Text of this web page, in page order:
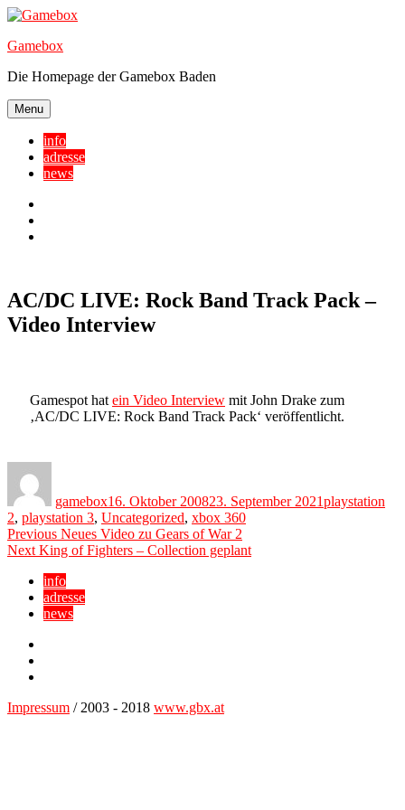
Skip
content
Gamebox
Die Homepage der Gamebox Baden
Menu
info
adresse
news
AC/DC LIVE: Rock Band Track Pack –
Video Interview
Gamespot hat ein Video Interview mit John Drake zum
‚AC/DC LIVE: Rock Band Track Pack‘ veröffentlicht.
gamebox16. Oktober 200823. September 2021playstation
2, playstation 3, Uncategorized, xbox 360
Beitragsnavigation
Previous Previous
post:
Neues Video zu Gears of War 2
Next Next
King of Fighters – Collection geplant
info
adresse
news
Impressum / 2003 - 2018 www.gbx.at